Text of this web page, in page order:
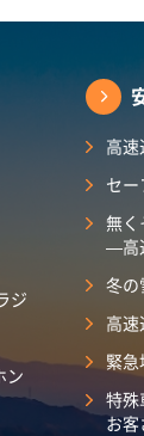
ジ
ン
高
セ
無
―高
冬の
高
緊
特殊
お客